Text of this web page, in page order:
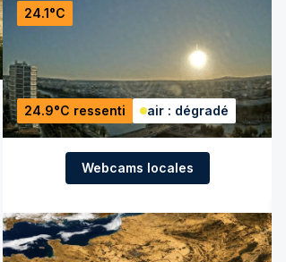
24.1°C
24.9°C ressenti air : dégradé
Webcams locales